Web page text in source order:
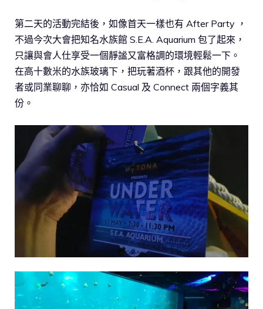
第二天的活動完結後，如像首天一樣也有 After Party ，
不過今次大會把知名水族館 S.E.A. Aquarium 包了起來，
只讓與會人仕享受一個靜謐又富格調的環境輕鬆一下。
在高十數米的水族玻璃下，把玩著酒杯，跟其他的開發
者或同業聊聊，亦恰如 Casual 及 Connect 兩個字義其
份。